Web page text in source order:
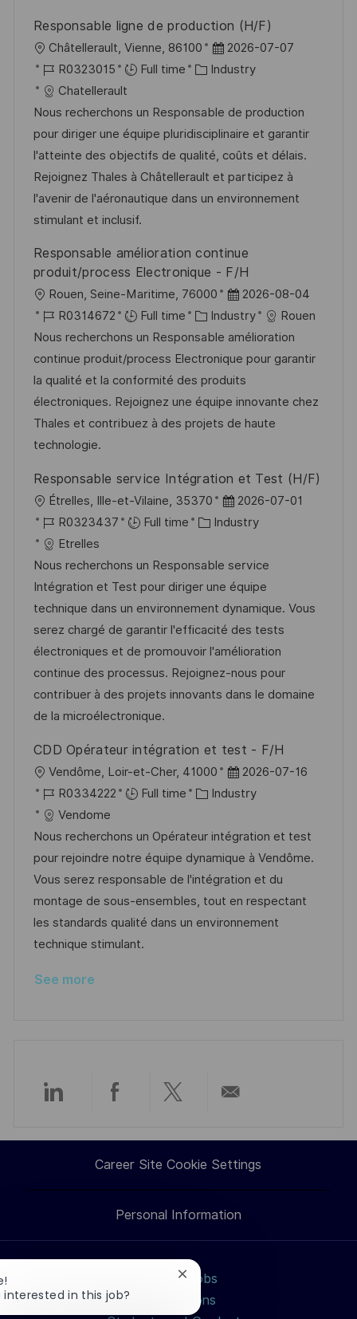
Responsable ligne de production (H/F)
L
o
c
a
t
i
o
n
Châtellerault, Vienne, 86100
P
o
t
e
d
D
a
2026-07-07
J
o
b
I
d
R0323015 Full time
C
t
e
g
o
r
Industry
Chatellerault
Nous recherchons un Responsable de production
pour diriger une équipe pluridisciplinaire et garantir
l'atteinte des objectifs de qualité, coûts et délais.
Rejoignez Thales à Châtellerault et participez à
l'avenir de l'aéronautique dans un environnement
stimulant et inclusif.
Responsable amélioration continue
produit/process Electronique - F/H
L
o
c
a
t
i
o
n
Rouen, Seine-Maritime, 76000
P
o
s
t
e
d
D
e
2026-08-04
J
o
b
d
R0314672 Full time
C
a
t
e
g
o
Industry
Rouen
Nous recherchons un Responsable amélioration
continue produit/process Electronique pour garantir
la qualité et la conformité des produits
électroniques. Rejoignez une équipe innovante chez
Thales et contribuez à des projets de haute
technologie.
Responsable service Intégration et Test (H/F)
L
o
c
a
t
i
o
n
Étrelles, Ille-et-Vilaine, 35370
P
o
t
e
d
D
a
t
e
2026-07-01
J
o
b
I
d
R0323437 Full time
C
t
e
g
o
r
y
Industry
Etrelles
Nous recherchons un Responsable service
Intégration et Test pour diriger une équipe
technique dans un environnement dynamique. Vous
serez chargé de garantir l'efficacité des tests
électroniques et de promouvoir l'amélioration
continue des processus. Rejoignez-nous pour
contribuer à des projets innovants dans le domaine
de la microélectronique.
CDD Opérateur intégration et test - F/H
L
o
c
a
t
i
o
n
Vendôme, Loir-et-Cher, 41000
P
o
t
e
d
D
a
2026-07-16
J
o
b
I
d
R0334222 Full time
C
t
e
g
o
r
Industry
Vendome
Nous recherchons un Opérateur intégration et test
pour rejoindre notre équipe dynamique à Vendôme.
Vous serez responsable de l'intégration et du
montage de sous-ensembles, tout en respectant
les standards qualité dans un environnement
technique stimulant.
See more
Share
via
LinkedIn
Share
via
Facebook
Share
via
twitter
via
email
Career Site Cookie Settings
Personal Information
Search jobs
Professions
interested in this job?
Close
chatbot
notification